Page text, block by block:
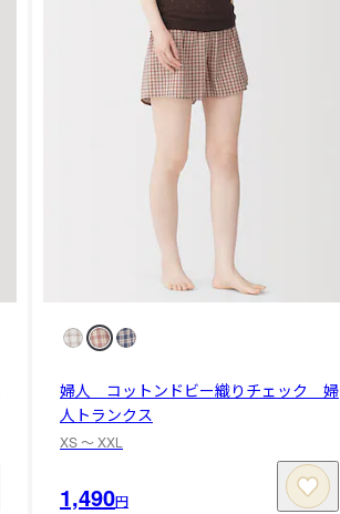
婦人 コットンドビー織りチェック 婦
人トランクス
XS 〜 XXL
1,490円